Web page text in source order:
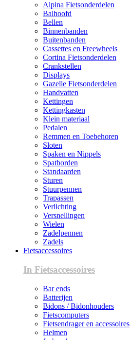
Alpina Fietsonderdelen
Balhoofd
Bellen
Binnenbanden
Buitenbanden
Cassettes en Freewheels
Cortina Fietsonderdelen
Crankstellen
Displays
Gazelle Fietsonderdelen
Handvatten
Kettingen
Kettingkasten
Klein materiaal
Pedalen
Remmen en Toebehoren
Sloten
Spaken en Nippels
Spatborden
Standaarden
Sturen
Stuurpennen
Trapassen
Verlichting
Versnellingen
Wielen
Zadelpennen
Zadels
Fietsaccessoires
In Fietsaccessoires
Bar ends
Batterijen
Bidons / Bidonhouders
Fietscomputers
Fietsendrager en accessoires
Helmen